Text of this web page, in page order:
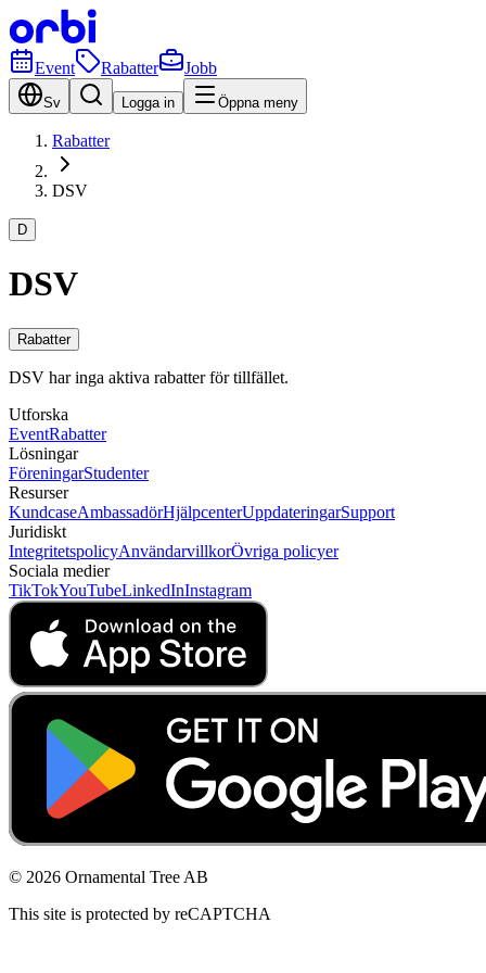
Event Rabatter Jobb
Sv Logga in Öppna meny
Rabatter
DSV
D
DSV
Rabatter
DSV har inga aktiva rabatter för tillfället.
Utforska
EventRabatter
Lösningar
FöreningarStudenter
Resurser
KundcaseAmbassadörHjälpcenterUppdateringarSupport
Juridiskt
IntegritetspolicyAnvändarvillkorÖvriga policyer
Sociala medier
TikTokYouTubeLinkedInInstagram
© 2026 Ornamental Tree AB
This site is protected by reCAPTCHA